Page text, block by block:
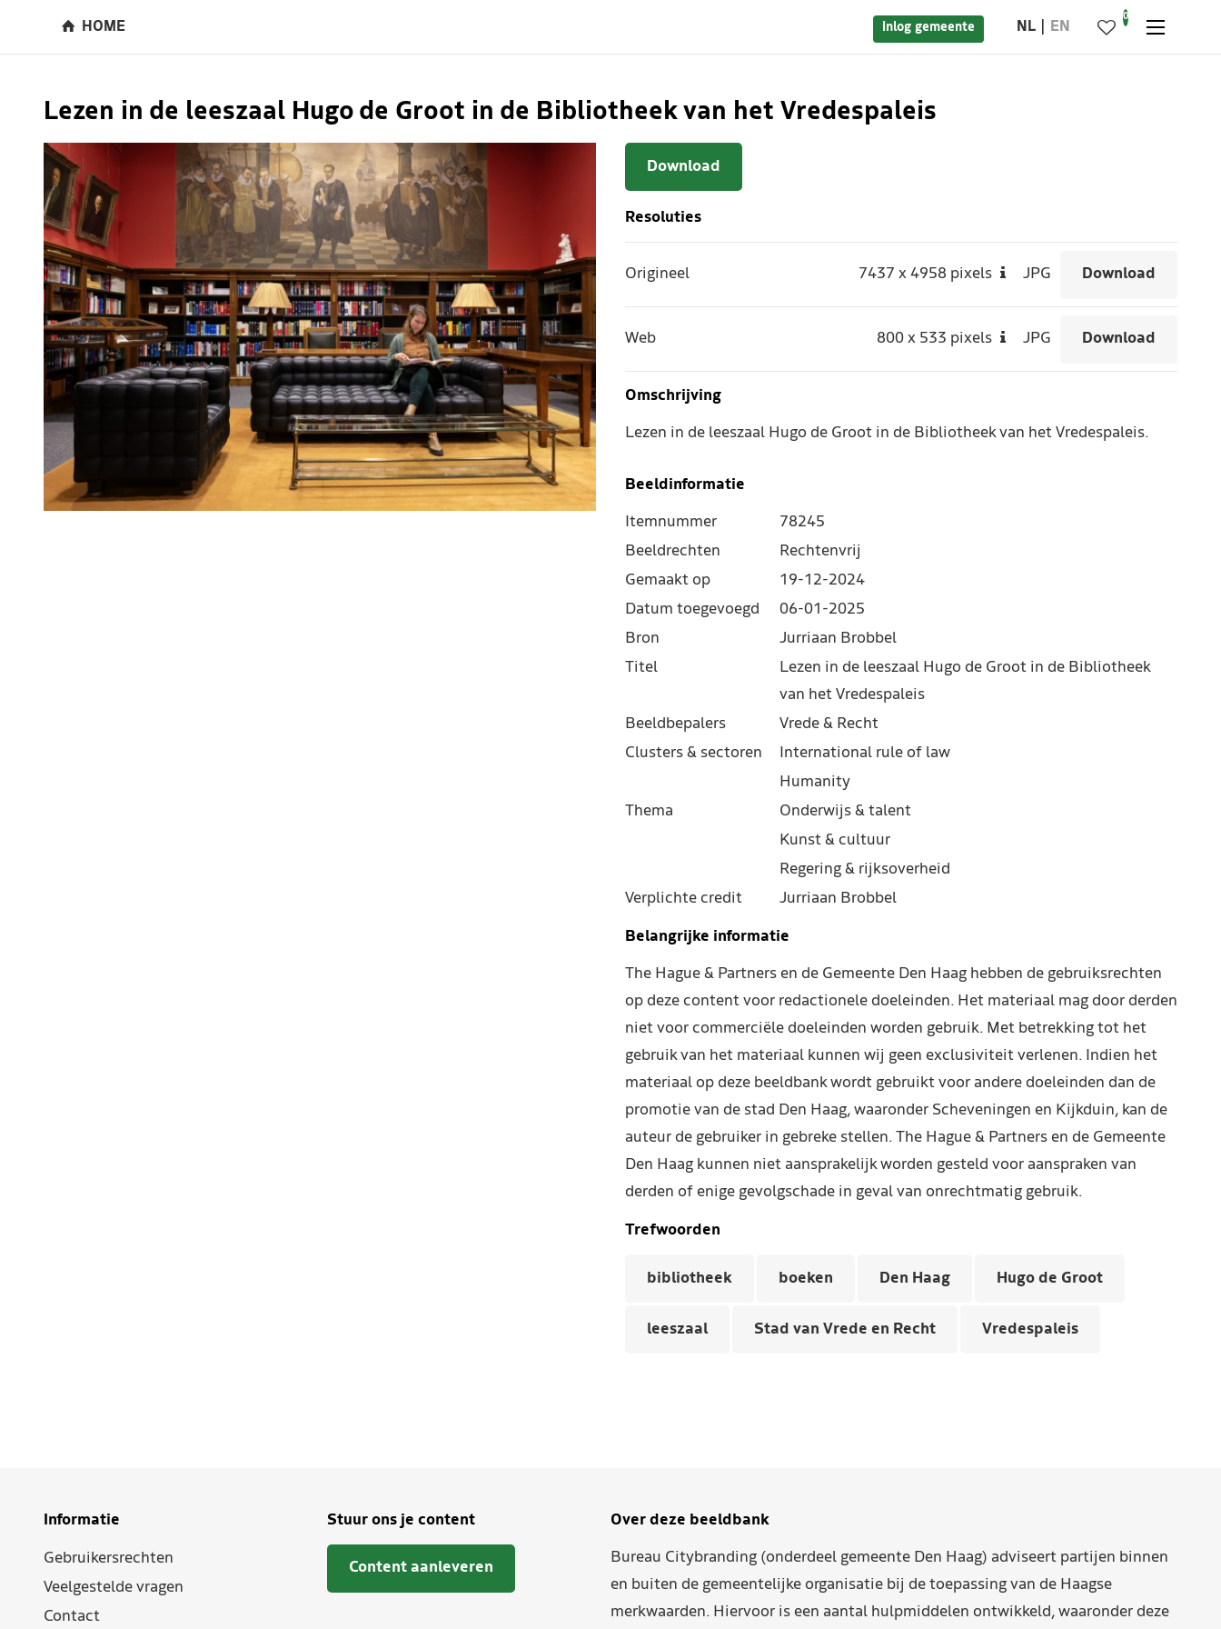
HOME Inlog gemeente NL EN
0
Lezen in de leeszaal Hugo de Groot in de Bibliotheek van het Vredespaleis
Download
Resoluties
Origineel 7437x 4958 pixels JPG Download
Web 800x 533 pixels JPG Download
Omschrijving
Lezen in de leeszaal Hugo de Groot in de Bibliotheek van het Vredespaleis.
Beeldinformatie
Itemnummer
78245
Beeldrechten
Rechtenvrij
Gemaakt op
19-12-2024
Datum toegevoegd
06-01-2025
Bron
Jurriaan Brobbel
Titel
Lezen in de leeszaal Hugo de Groot in de Bibliotheek
van het Vredespaleis
Beeldbepalers
Vrede & Recht
Clusters & sectoren
International rule of law
Humanity
Thema
Onderwijs & talent
Kunst & cultuur
Regering & rijksoverheid
Verplichte credit
Jurriaan Brobbel
Belangrijke informatie
The Hague & Partners en de Gemeente Den Haag hebben de gebruiksrechten
op deze content voor redactionele doeleinden. Het materiaal mag door derden
niet voor commerciële doeleinden worden gebruik. Met betrekking tot het
gebruik van het materiaal kunnen wij geen exclusiviteit verlenen. Indien het
materiaal op deze beeldbank wordt gebruikt voor andere doeleinden dan de
promotie van de stad Den Haag, waaronder Scheveningen en Kijkduin, kan de
auteur de gebruiker in gebreke stellen. The Hague & Partners en de Gemeente
Den Haag kunnen niet aansprakelijk worden gesteld voor aanspraken van
derden of enige gevolgschade in geval van onrechtmatig gebruik.
Trefwoorden
bibliotheek boeken Den Haag Hugo de Groot
leeszaal Stad van Vrede en Recht Vredespaleis
Informatie
Gebruikersrechten
Veelgestelde vragen
Contact
Stuur ons je content
Content aanleveren
Over deze beeldbank
Bureau Citybranding (onderdeel gemeente Den Haag) adviseert partijen binnen
en buiten de gemeentelijke organisatie bij de toepassing van de Haagse
merkwaarden. Hiervoor is een aantal hulpmiddelen ontwikkeld, waaronder deze